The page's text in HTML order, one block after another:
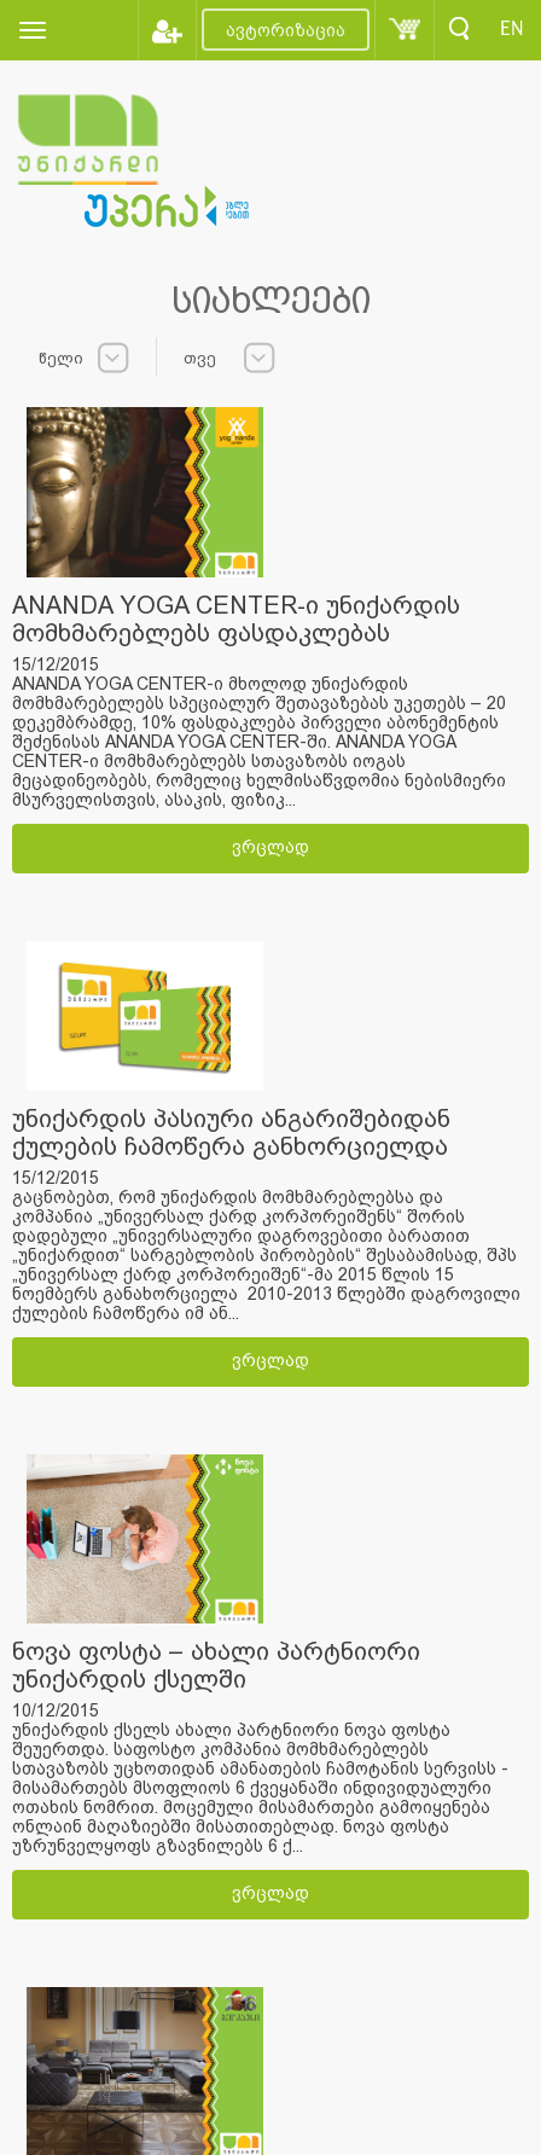
ავტორიზაცია EN
სიახლეები
წელი თვე
ANANDA YOGA CENTER-ი უნიქარდის
მომხმარებლებს ფასდაკლებას
სთავაზობს
15/12/2015
ANANDA YOGA CENTER-ი მხოლოდ უნიქარდის
მომხმარებელებს სპეციალურ შეთავაზებას უკეთებს – 20
დეკემბრამდე, 10% ფასდაკლება პირველი აბონემენტის
შეძენისას ANANDA YOGA CENTER-ში. ANANDA YOGA
CENTER-ი მომხმარებლებს სთავაზობს იოგას
მეცადინეობებს, რომელიც ხელმისაწვდომია ნებისმიერი
მსურველისთვის, ასაკის, ფიზიკ...
ვრცლად
უნიქარდის პასიური ანგარიშებიდან
ქულების ჩამოწერა განხორციელდა
15/12/2015
გაცნობებთ, რომ უნიქარდის მომხმარებლებსა და
კომპანია „უნივერსალ ქარდ კორპორეიშენს“ შორის
დადებული „უნივერსალური დაგროვებითი ბარათით
„უნიქარდით“ სარგებლობის პირობების“ შესაბამისად, შპს
„უნივერსალ ქარდ კორპორეიშენ“-მა 2015 წლის 15
ნოემბერს განახორციელა 2010-2013 წლებში დაგროვილი
ქულების ჩამოწერა იმ ან...
ვრცლად
ნოვა ფოსტა – ახალი პარტნიორი
უნიქარდის ქსელში
10/12/2015
უნიქარდის ქსელს ახალი პარტნიორი ნოვა ფოსტა
შეუერთდა. საფოსტო კომპანია მომხმარებლებს
სთავაზობს უცხოთიდან ამანათების ჩამოტანის სერვისს -
მისამართებს მსოფლიოს 6 ქვეყანაში ინდივიდუალური
ოთახის ნომრით. მოცემული მისამართები გამოიყენება
ონლაინ მაღაზიებში მისათითებლად. ნოვა ფოსტა
უზრუნველყოფს გზავნილებს 6 ქ...
ვრცლად